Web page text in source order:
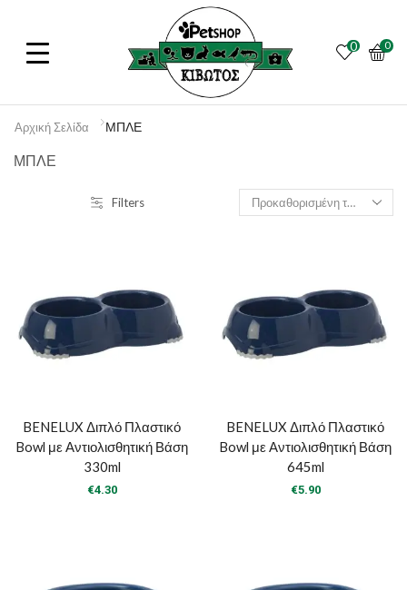
0 0
Αρχική Σελίδα ΜΠΛΕ
ΜΠΛΕ
Filters
BENELUX Διπλό Πλαστικό
Bowl με Αντιολισθητική Βάση
330ml
€4.30
BENELUX Διπλό Πλαστικό
Bowl με Αντιολισθητική Βάση
645ml
€5.90